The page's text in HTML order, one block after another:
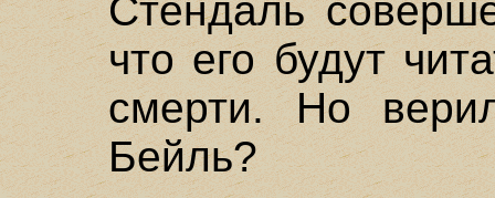
Стендаль
что его будут
смерти. Но
Бейль?